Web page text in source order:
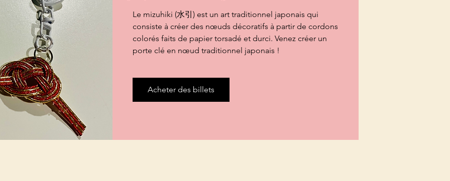
Le mizuhiki (水引) est un art traditionnel japonais qui
consiste à créer des nœuds décoratifs à partir de cordons
colorés faits de papier torsadé et durci. Venez créer un
porte clé en nœud traditionnel japonais !
Acheter des billets